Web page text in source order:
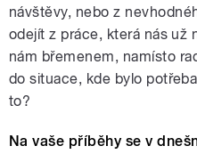
návštěvy, nebo z
odejít z práce, která nás už
nám břemenem, namísto
do situace, kde bylo
to?
Na vaše příběhy se v